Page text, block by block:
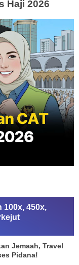
Haji 2026
100x, 450x,
Jemaah, Travel
Pidana!